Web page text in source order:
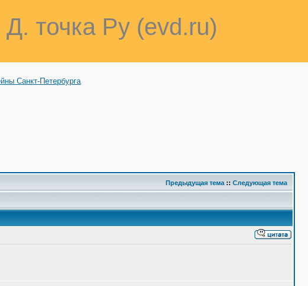
точка Ру (evd.ru)
Санкт-Петербурга
Предыдущая тема :: Следующая тема